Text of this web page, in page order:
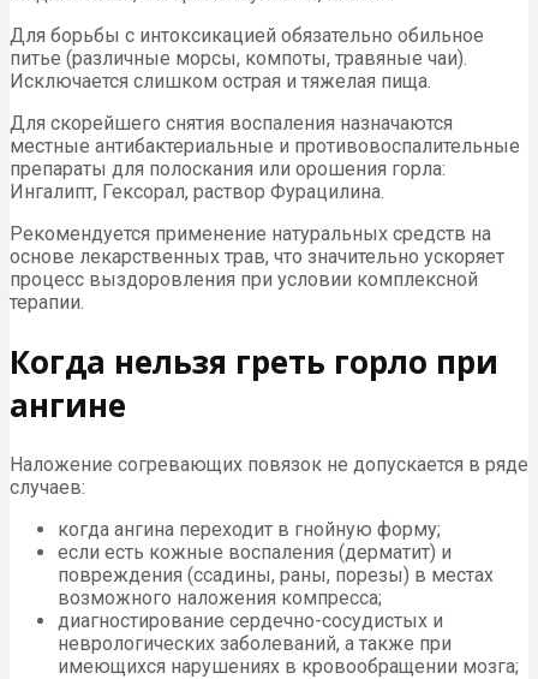
Для борьбы с интоксикацией обязательно обильное
питье (различные морсы, компоты, травяные чаи).
Исключается слишком острая и тяжелая пища.
Для скорейшего снятия воспаления назначаются
местные антибактериальные и противовоспалительные
препараты для полоскания или орошения горла:
Ингалипт, Гексорал, раствор Фурацилина.
Рекомендуется применение натуральных средств на
основе лекарственных трав, что значительно ускоряет
процесс выздоровления при условии комплексной
терапии.
Когда нельзя греть горло при
ангине
Наложение согревающих повязок не допускается в ряде
случаев:
когда ангина переходит в гнойную форму;
если есть кожные воспаления (дерматит) и
повреждения (ссадины, раны, порезы) в местах
возможного наложения компресса;
диагностирование сердечно-сосудистых и
неврологических заболеваний, а также при
имеющихся нарушениях в кровообращении мозга;